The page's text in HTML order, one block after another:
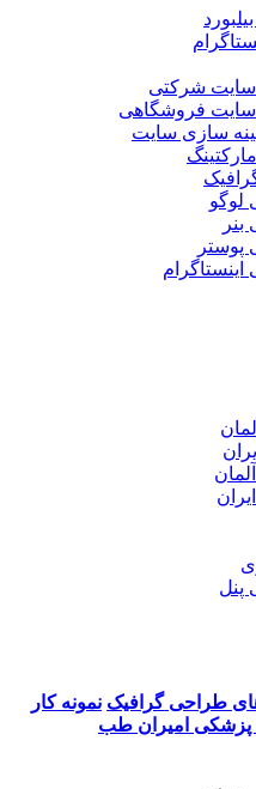
سایت شرکتی
سایت فروشگاهی
سازی سایت
لوگو
پوستر
پنل
طراحی گرافیک نمونه کار
پزشکی امیران طب